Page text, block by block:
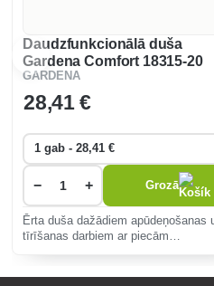
Daudzfunkcionālā duša
Gardena Comfort 18315-20
GARDENA
28,41 €
− + Grozā
Ērta duša dažādiem apūdeņošanas
tīrīšanas darbiem ar piecām